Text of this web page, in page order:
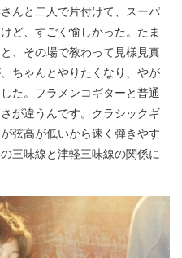
んと二人で片付けて、スーパ
ど、すごく愉しかった。たま
、その場で教わって見様見真
ちゃんとやりたくなり、やが
た。フラメンコギターと普通
が違うんです。クラシックギ
弦高が低いから速く弾きやす
三味線と津軽三味線の関係に